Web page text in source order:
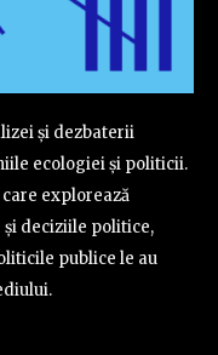
și dezbaterii
ecologiei și politicii.
explorează
deciziile politice,
publice le au